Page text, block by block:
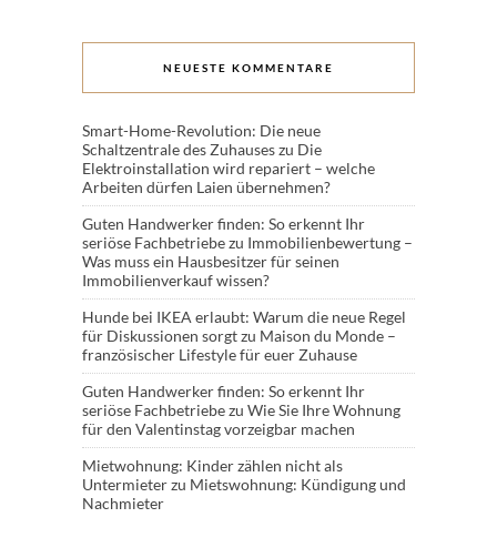
NEUESTE KOMMENTARE
Smart-Home-Revolution: Die neue
Schaltzentrale des Zuhauseszu Die
Elektroinstallation wird repariert – welche
Arbeiten dürfen Laien übernehmen?
Guten Handwerker finden: So erkennt Ihr
seriöse Fachbetriebezu Immobilienbewertung –
Was muss ein Hausbesitzer für seinen
Immobilienverkauf wissen?
Hunde bei IKEA erlaubt: Warum die neue Regel
für Diskussionen sorgtzu Maison du Monde –
französischer Lifestyle für euer Zuhause
Guten Handwerker finden: So erkennt Ihr
seriöse Fachbetriebezu Wie Sie Ihre Wohnung
für den Valentinstag vorzeigbar machen
Mietwohnung: Kinder zählen nicht als
Untermieterzu Mietswohnung: Kündigung und
Nachmieter